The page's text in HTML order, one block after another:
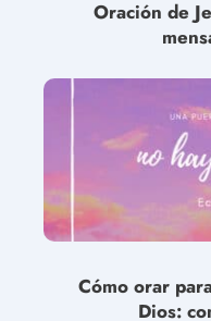
Oración de
Cómo orar
Dios: